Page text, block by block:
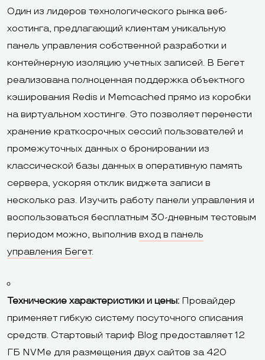
Один из лидеров технологического рынка веб-
хостинга, предлагающий клиентам уникальную
панель управления собственной разработки и
контейнерную изоляцию учетных записей. В Бегет
реализована полноценная поддержка объектного
кэширования Redis и Memcached прямо из коробки
на виртуальном хостинге. Это позволяет перенести
хранение краткосрочных сессий пользователей и
промежуточных данных о бронировании из
классической базы данных в оперативную память
сервера, ускоряя отклик виджета записи в
несколько раз. Изучить работу панели управления и
воспользоваться бесплатным 30-дневным тестовым
периодом можно, выполнив вход в панель
управления Бегет.
Технические характеристики и цены: Провайдер
применяет гибкую систему посуточного списания
средств. Стартовый тариф Blog предоставляет 12
ГБ NVMe для размещения двух сайтов за 420